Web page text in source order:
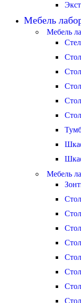
Мебель
Мебель
Мебель